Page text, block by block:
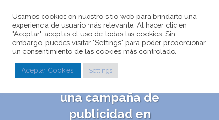
¿Qué es Facebook
Ads y cómo crear
una campaña de
publicidad en
Usamos cookies en nuestro sitio web para brindarte una
experiencia de usuario más relevante. Al hacer clic en
"Aceptar", aceptas el uso de todas las cookies. Sin
embargo, puedes visitar "Settings" para poder proporcionar
un consentimiento de las cookies más controlado.
Aceptar Cookies Settings